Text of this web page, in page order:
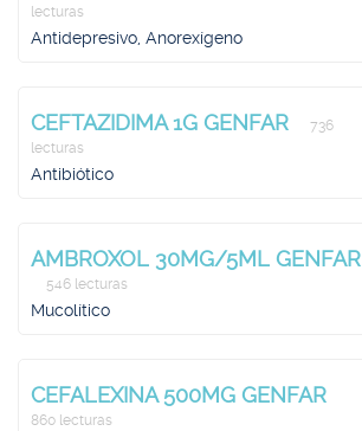
lecturas
Antidepresivo, Anorexígeno
CEFTAZIDIMA 1G GENFAR
736
lecturas
Antibiótico
AMBROXOL 30MG/5ML GENFAR
546 lecturas
Mucolítico
CEFALEXINA 500MG GENFAR
860 lecturas